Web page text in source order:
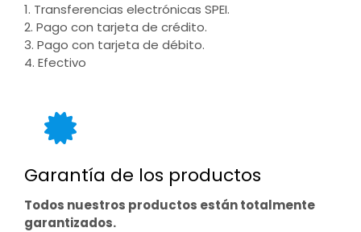
1. Transferencias electrónicas SPEI.
2. Pago con tarjeta de crédito.
3. Pago con tarjeta de débito.
4. Efectivo
Garantía de los productos
Todos nuestros productos están totalmente
garantizados.